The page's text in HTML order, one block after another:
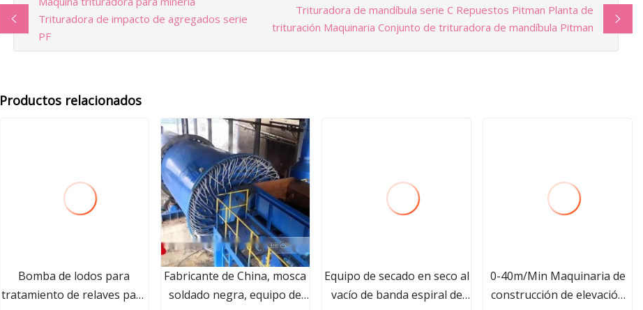
Trituradora de impacto de agregados serie
PF
Trituradora de mandíbula serie C Repuestos Pitman Planta de
trituración Maquinaria Conjunto de trituradora de mandíbula Pitman
Productos relacionados
Bomba de lodos para
tratamiento de relaves para
Fabricante de China, mosca
soldado negra, equipo de
Equipo de secado en seco al
vacío de banda espiral de
0-40m/Min Maquinaria de
construcción de elevación